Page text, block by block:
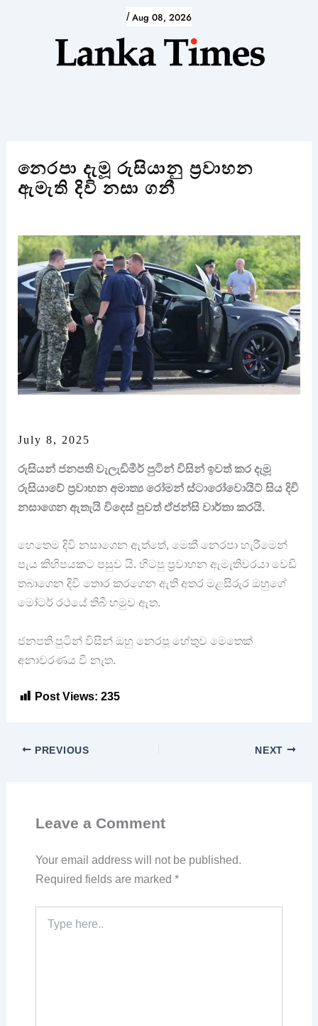
/ Aug 08, 2026
නෙරපා දැමූ රුසියානු ප්‍රවාහන
ඇමැති දිවි නසා ගනී
July 8, 2025
රුසියන් ජනපති වැලැඩිමීර් පුටින් විසින් ඉවත් කර දැමූ
රුසියාවේ ප්‍රවාහන අමාත්‍ය රෝමන් ස්ටාරෝවොයිට් සිය දිවි
නසාගෙන ඇතැයි විදෙස් පුවත් ඒජන්සි වාර්තා කරයි.
හෙතෙම දිවි නසාගෙන ඇත්තේ, මෙකී නෙරපා හැරීමෙන්
පැය කිහිපයකට පසුව යි. හිටපු ප්‍රවාහන ඇමැතිවරයා වෙඩි
තබාගෙන දිවි තොර කරගෙන ඇති අතර මළසිරුර ඔහුගේ
මෝටර් රථයේ තිබී හමුව ඇත.
ජනපති පුටින් විසින් ඔහු නෙරපූ හේතුව මෙතෙක්
අනාවරණය වී නැත.
Post Views: 235
PREVIOUS NEXT
Leave a Comment
Your email address will not be published.
Required fields are marked *
here..